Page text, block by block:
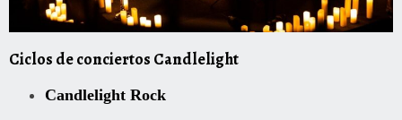
Ciclos de conciertos Candlelight
Candlelight Rock